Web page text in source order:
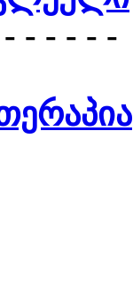
- - - - -